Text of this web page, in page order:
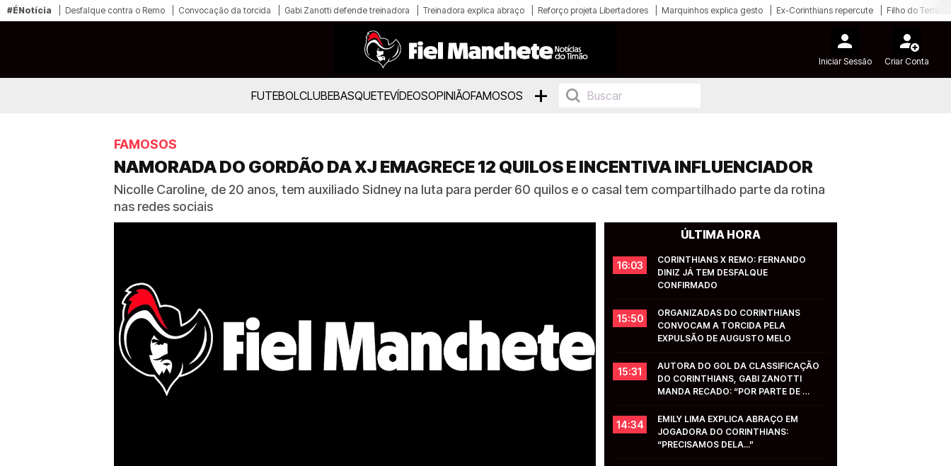
#ÉNotícia Desfalque contra o Remo Convocação da torcida Gabi Zanotti defende treinadora Treinadora explica abraço Reforço projeta Libertadores Marquinhos explica gesto Ex-Corinthians repercute Filho do Terrão
Iniciar Sessão Criar Conta
FUTEBOLCLUBEBASQUETEVÍDEOSOPINIÃOFAMOSOS +
FAMOSOS
NAMORADA DO GORDÃO DA XJ EMAGRECE 12 QUILOS E INCENTIVA INFLUENCIADOR
Nicolle Caroline, de 20 anos, tem auxiliado Sidney na luta para perder 60 quilos e o casal tem compartilhado parte da rotina
nas redes sociais
ÚLTIMA HORA
16:03
CORINTHIANS X REMO: FERNANDO
DINIZ JÁ TEM DESFALQUE
CONFIRMADO
15:50
ORGANIZADAS DO CORINTHIANS
CONVOCAM A TORCIDA PELA
EXPULSÃO DE AUGUSTO MELO
15:31
AUTORA DO GOL DA CLASSIFICAÇÃO
DO CORINTHIANS, GABI ZANOTTI
MANDA RECADO: “POR PARTE DE
14:34
EMILY LIMA EXPLICA ABRAÇO EM
JOGADORA DO CORINTHIANS:
“PRECISAMOS DELA...”